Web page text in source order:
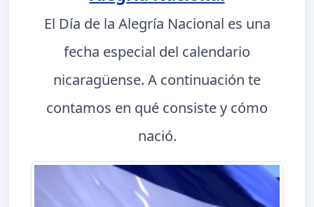
El Día de la Alegría Nacional es una
fecha especial del calendario
nicaragüense. A continuación te
contamos en qué consiste y cómo
nació.